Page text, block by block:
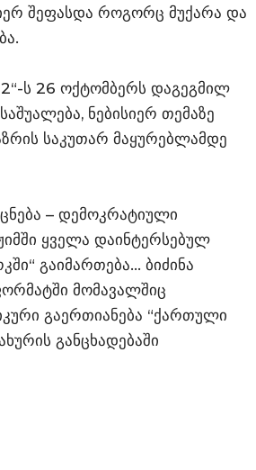
შეფასდა როგორც მუქარა და
ს 26 ოქტომბერს დაგეგმილ
ნებისიერ თემაზე
საკუთარ მაყურებლამდე
– დემოკრატიული
ყველა დაინტერსებულ
გაიმართება… ბიძინა
მომავალშიც
გაერთიანება “ქართული
განცხადებაში